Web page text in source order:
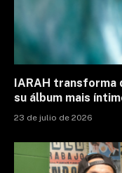
IARAH transforma
su álbum mais
23 de julio de 2026